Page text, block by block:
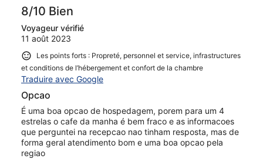
8/10 Bien
Voyageur vérifié
11 août 2023
Les points forts : Propreté, personnel et service, infrastructures
et conditions de l’hébergement et confort de la chambre
Traduire avec Google
Opcao
É uma boa opcao de hospedagem, porem para um 4
estrelas o cafe da manha é bem fraco e as informacoes
que perguntei na recepcao nao tinham resposta, mas de
forma geral atendimento bom e uma boa opcao pela
regiao